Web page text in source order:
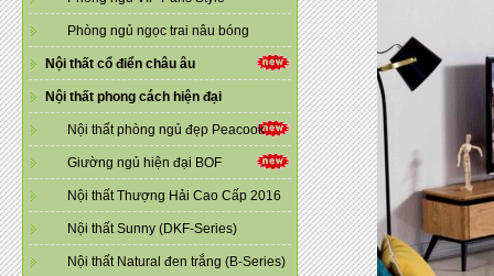
Phòng ngủ ngọc trai nâu bóng
Nội thất cổ điển châu âu
Nội thất phong cách hiện đại
Nội thất phòng ngủ đẹp Peacook
Giường ngủ hiện đại BOF
Nội thất Thượng Hải Cao Cấp 2016
Nội thất Sunny (DKF-Series)
Nội thất Natural đen trắng (B-Series)